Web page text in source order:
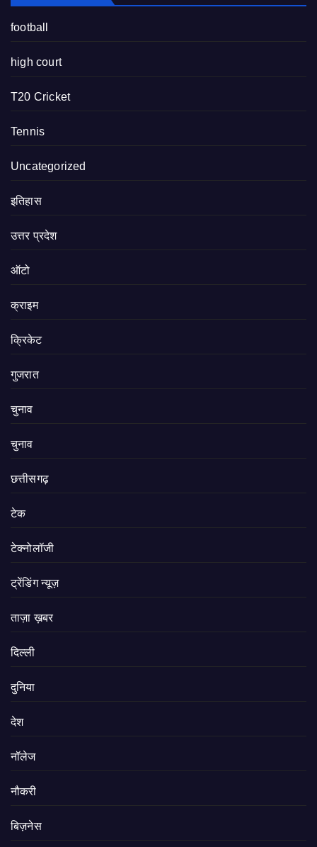
football
high court
T20 Cricket
Tennis
Uncategorized
इतिहास
उत्तर प्रदेश
ऑटो
क्राइम
क्रिकेट
गुजरात
चुनाव
चुनाव
छत्तीसगढ़
टेक
टेक्नोलॉजी
ट्रेंडिंग न्यूज़
ताज़ा ख़बर
दिल्ली
दुनिया
देश
नॉलेज
नौकरी
बिज़नेस